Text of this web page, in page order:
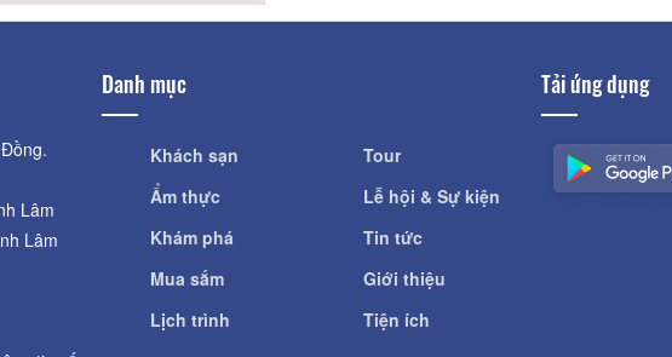
Lâm
Lâm
Danh mục
Khách sạn
Ẩm thực
Khám phá
Mua sắm
Lịch trình
Tour
Lễ hội & Sự kiện
Tin tức
Giới thiệu
Tiện ích
Tải ứng dụng